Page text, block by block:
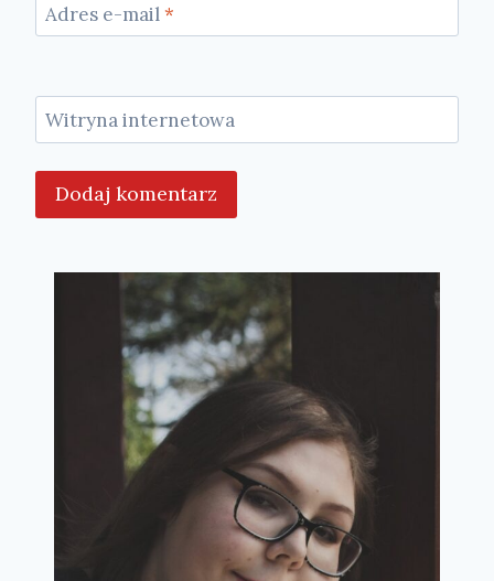
Adres e-mail*
Witryna internetowa